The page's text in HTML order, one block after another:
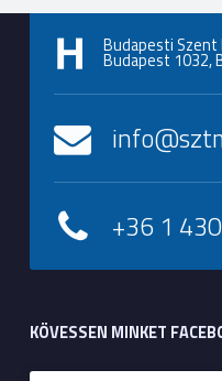
Budapesti Szent
Budapest 1032,
+36 1
KÖVESSEN MINKET